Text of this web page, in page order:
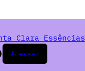
Clara Essências
Acessar